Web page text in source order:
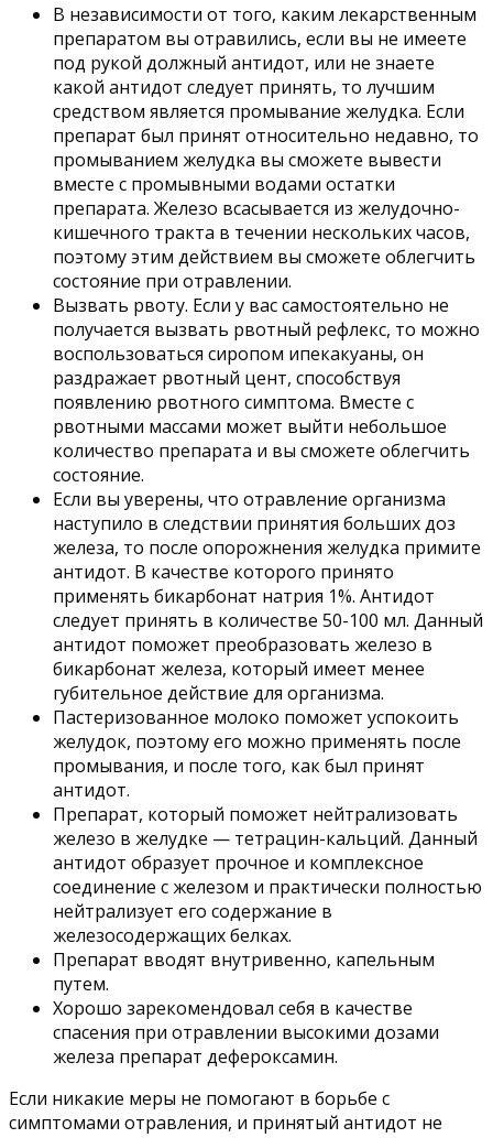
В независимости от того, каким лекарственным
препаратом вы отравились, если вы не имеете
под рукой должный антидот, или не знаете
какой антидот следует принять, то лучшим
средством является промывание желудка. Если
препарат был принят относительно недавно, то
промыванием желудка вы сможете вывести
вместе с промывными водами остатки
препарата. Железо всасывается из желудочно-
кишечного тракта в течении нескольких часов,
поэтому этим действием вы сможете облегчить
состояние при отравлении.
Вызвать рвоту. Если у вас самостоятельно не
получается вызвать рвотный рефлекс, то можно
воспользоваться сиропом ипекакуаны, он
раздражает рвотный цент, способствуя
появлению рвотного симптома. Вместе с
рвотными массами может выйти небольшое
количество препарата и вы сможете облегчить
состояние.
Если вы уверены, что отравление организма
наступило в следствии принятия больших доз
железа, то после опорожнения желудка примите
антидот. В качестве которого принято
применять бикарбонат натрия 1%. Антидот
следует принять в количестве 50-100 мл. Данный
антидот поможет преобразовать железо в
бикарбонат железа, который имеет менее
губительное действие для организма.
Пастеризованное молоко поможет успокоить
желудок, поэтому его можно применять после
промывания, и после того, как был принят
антидот.
Препарат, который поможет нейтрализовать
железо в желудке — тетрацин-кальций. Данный
антидот образует прочное и комплексное
соединение с железом и практически полностью
нейтрализует его содержание в
железосодержащих белках.
Препарат вводят внутривенно, капельным
путем.
Хорошо зарекомендовал себя в качестве
спасения при отравлении высокими дозами
железа препарат дефероксамин.
Если никакие меры не помогают в борьбе с
симптомами отравления, и принятый антидот не